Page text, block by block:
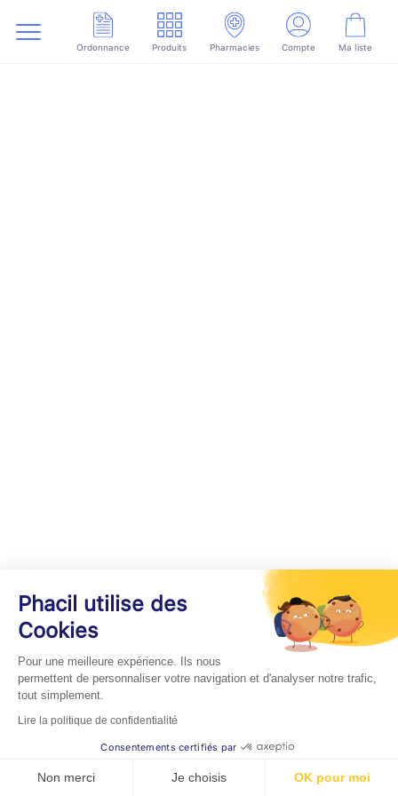
Ordonnance Produits Pharmacies Compte Ma liste
Phacil utilise des
Cookies
Pour une meilleure expérience. Ils nous
permettent de personnaliser votre navigation et d'analyser notre trafic,
tout simplement.
Lire la politique de confidentialité
Consentements certifiés par
Non merci Je choisis OK pour moi